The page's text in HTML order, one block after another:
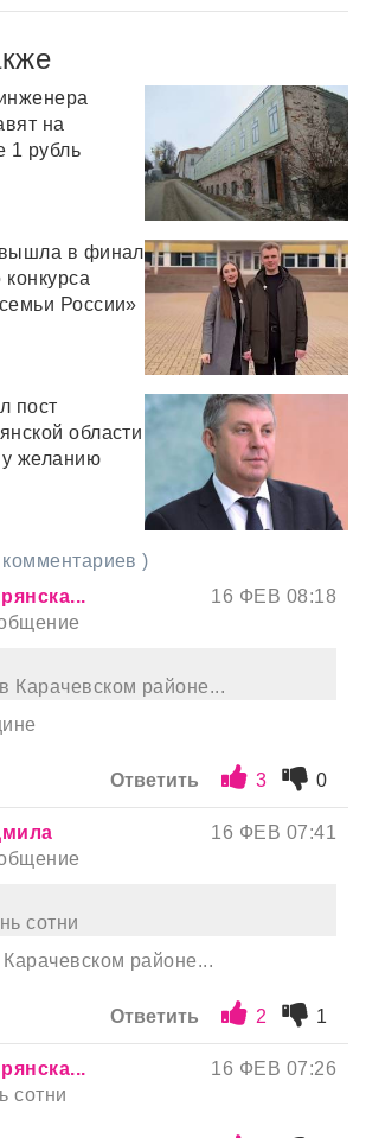
на
1 рубль
в финал
конкурса
России»
пост
области
желанию
комментариев )
16 ФЕВ 08:18
Карачевском районе...
Ответить 3 0
16 ФЕВ 07:41
сотни
районе...
Ответить 2 1
16 ФЕВ 07:26
сотни